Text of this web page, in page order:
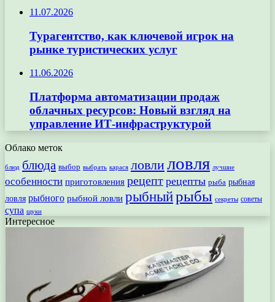
11.07.2026
Турагентство, как ключевой игрок на
рынке туристических услуг
11.06.2026
Платформа автоматизации продаж
облачных ресурсов: Новый взгляд на
управление ИТ-инфраструктурой
Облако меток
блюд блюда выбор выбрать карася ловлиловля лучшие
особенности приготовления рецепт рецепты рыба рыбная
ловля рыбного рыбной ловли рыбныйрыбы секреты советы
супа щуки
Интересное